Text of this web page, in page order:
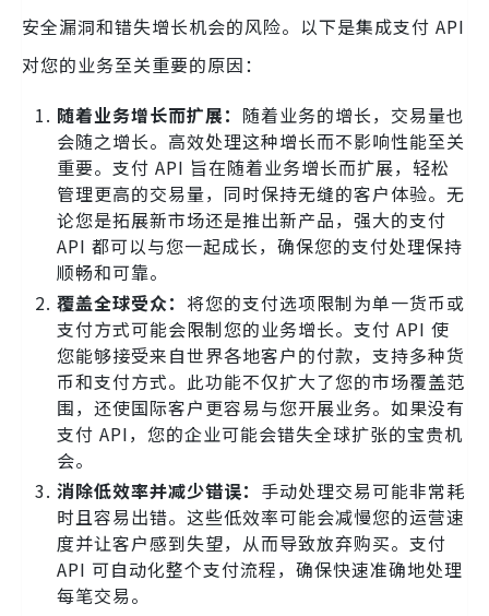
安全漏洞和错失增长机会的风险。以下是集成支付 API
对您的业务至关重要的原因：
随着业务增长而扩展： 随着业务的增长，交易量也
会随之增长。高效处理这种增长而不影响性能至关
重要。支付 API 旨在随着业务增长而扩展，轻松
管理更高的交易量，同时保持无缝的客户体验。无
论您是拓展新市场还是推出新产品，强大的支付
API 都可以与您一起成长，确保您的支付处理保持
顺畅和可靠。
覆盖全球受众： 将您的支付选项限制为单一货币或
支付方式可能会限制您的业务增长。支付 API 使
您能够接受来自世界各地客户的付款，支持多种货
币和支付方式。此功能不仅扩大了您的市场覆盖范
围，还使国际客户更容易与您开展业务。如果没有
支付 API，您的企业可能会错失全球扩张的宝贵机
会。
消除低效率并减少错误： 手动处理交易可能非常耗
时且容易出错。这些低效率可能会减慢您的运营速
度并让客户感到失望，从而导致放弃购买。支付
API 可自动化整个支付流程，确保快速准确地处理
每笔交易。